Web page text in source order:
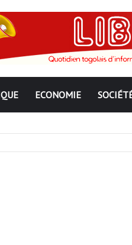
ECONOMIE
Gnassingbé pour ne jamais